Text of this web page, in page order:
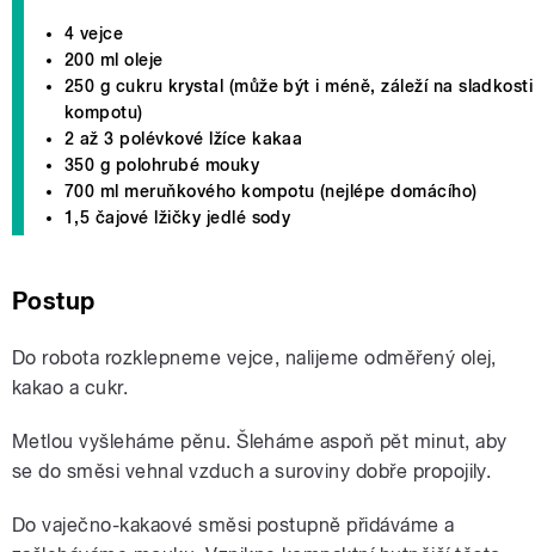
4 vejce
200 ml oleje
250 g cukru krystal (může být i méně, záleží na sladkosti
kompotu)
2 až 3 polévkové lžíce kakaa
350 g polohrubé mouky
700 ml meruňkového kompotu (nejlépe domácího)
1,5 čajové lžičky jedlé sody
Postup
Do robota rozklepneme vejce, nalijeme odměřený olej,
kakao a cukr.
Metlou vyšleháme pěnu. Šleháme aspoň pět minut, aby
se do směsi vehnal vzduch a suroviny dobře propojily.
Do vaječno-kakaové směsi postupně přidáváme a